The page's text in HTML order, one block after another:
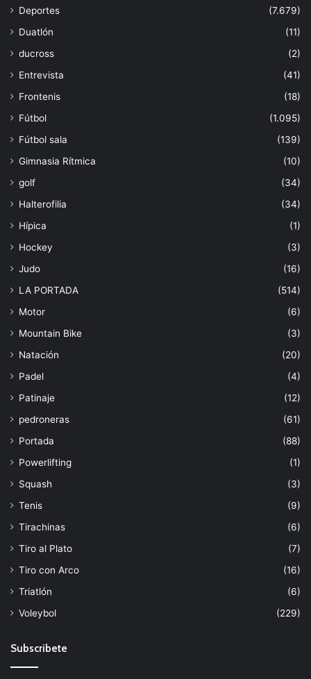
Deportes
(7.679)
Duatlón
(11)
ducross
(2)
Entrevista
(41)
Frontenis
(18)
Fútbol
(1.095)
Fútbol sala
(139)
Gimnasia Rítmica
(10)
golf
(34)
Halterofilia
(34)
Hípica
(1)
Hockey
(3)
Judo
(16)
LA PORTADA
(514)
Motor
(6)
Mountain Bike
(3)
Natación
(20)
Padel
(4)
Patinaje
(12)
pedroneras
(61)
Portada
(88)
Powerlifting
(1)
Squash
(3)
Tenis
(9)
Tirachinas
(6)
Tiro al Plato
(7)
Tiro con Arco
(16)
Triatlón
(6)
Voleybol
(229)
Subscribete